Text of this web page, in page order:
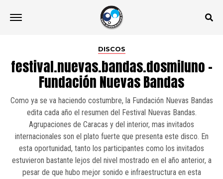
DISCOS
festival.nuevas.bandas.dosmiluno –
Fundación Nuevas Bandas
Como ya se va haciendo costumbre, la Fundación Nuevas Bandas
edita cada año el resumen del Festival Nuevas Bandas.
Agrupaciones de Caracas y del interior, mas invitados
internacionales son el plato fuerte que presenta este disco. En
esta oportunidad, tanto los participantes como los invitados
estuvieron bastante lejos del nivel mostrado en el año anterior, a
pesar de que hubo mejor sonido e infraestructura en esta